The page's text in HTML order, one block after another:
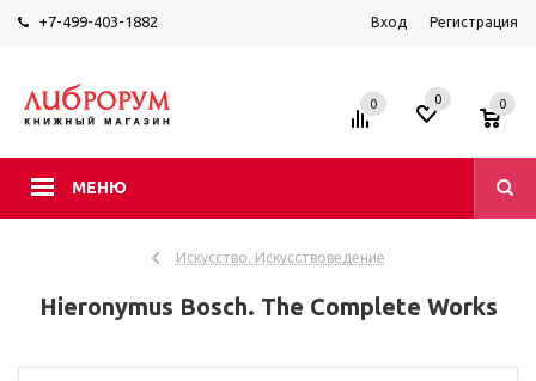
+7-499-403-1882 Вход Регистрация
МЕНЮ
0 0 0
Искусство. Искусствоведение
Hieronymus Bosch. The Complete Works